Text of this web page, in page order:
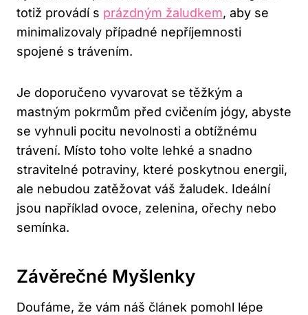
totiž ⁢provádí s prázdným žaludkem,⁤ aby se​
minimalizovaly‌ případné nepříjemnosti
spojené ⁣s trávením.
Je doporučeno vyvarovat ‌se těžkým a
mastným pokrmům ‌před cvičením jógy, abyste
se vyhnuli pocitu nevolnosti‌ a obtížnému
trávení. Místo ‍toho volte⁣ lehké a snadno
stravitelné ‍potraviny, ​které poskytnou energii,
ale nebudou zatěžovat váš žaludek. Ideální
jsou například ovoce,‍ zelenina, ořechy nebo
semínka.
Závěrečné Myšlenky
Doufáme, že vám náš článek pomohl lépe